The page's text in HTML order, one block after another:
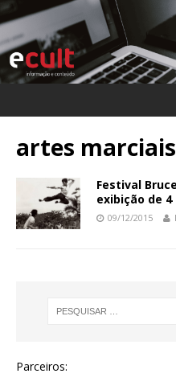
artes marciais
Festival
exibição de
09/12/2015
Parceiros: